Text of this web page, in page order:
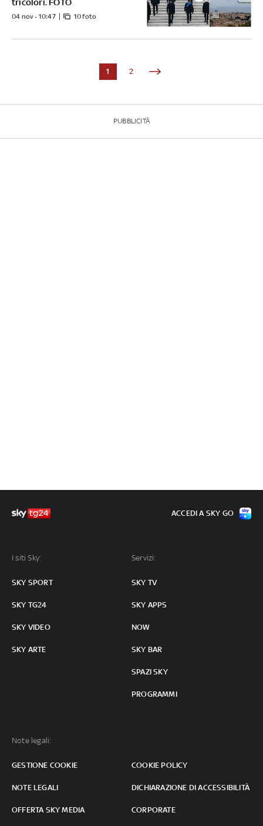
tricolori. FOTO
04 nov - 10:47 10 foto
1 2
PUBBLICITÀ
I siti Sky:
SKY SPORT
SKY TG24
SKY VIDEO
SKY ARTE
Servizi:
SKY TV
SKY APPS
NOW
SKY BAR
SPAZI SKY
PROGRAMMI
Note legali:
GESTIONE COOKIE COOKIE POLICY
NOTE LEGALI DICHIARAZIONE DI ACCESSIBILITÀ
OFFERTA SKY MEDIA CORPORATE
ACCEDI A SKY GO